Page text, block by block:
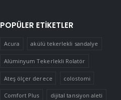
POPÜLER ETIKETLER
Acura akülü tekerlekli sandalye
Alüminyum Tekerlekli Rolatör
Ateş ölçer derece colostomi
Comfort Plus dijital tansiyon aleti